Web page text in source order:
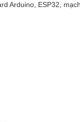
Arduino, ESP32,